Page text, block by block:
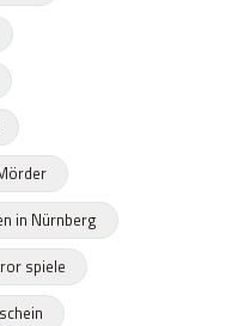
in Nürnberg
spiele